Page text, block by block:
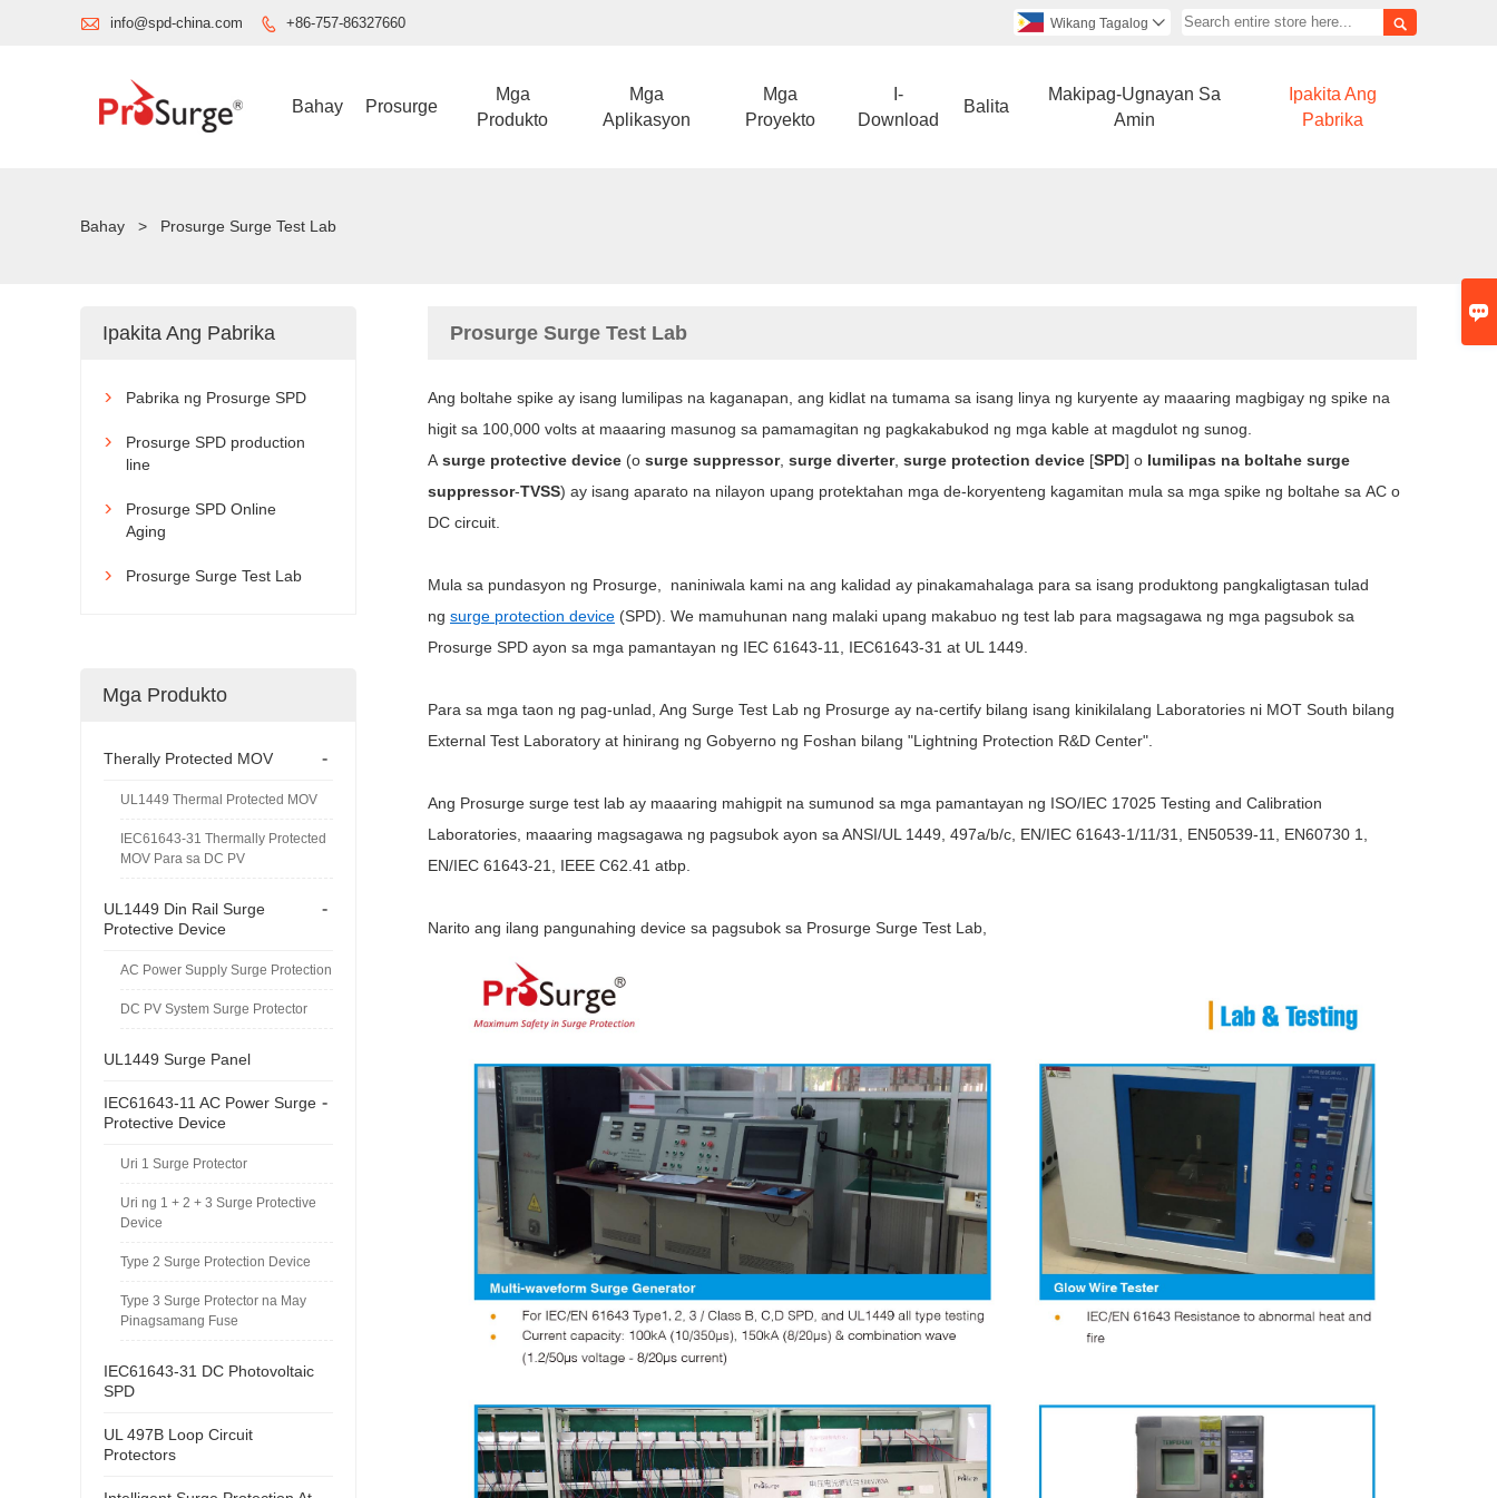

 info@spd-china.com  +86-757-86327660 
Wikang Tagalog 
Bahay Prosurge
Mga
Produkto
Mga
Aplikasyon
Mga
Proyekto
I-
Download
Balita
Makipag-Ugnayan Sa
Amin
Ipakita Ang
Pabrika
Bahay > Prosurge Surge Test Lab
Prosurge Surge Test Lab
Ang boltahe spike ay isang lumilipas na kaganapan, ang kidlat na tumama sa isang linya ng kuryente ay maaaring magbigay ng spike na
higit sa 100,000 volts at maaaring masunog sa pamamagitan ng pagkakabukod ng mga kable at magdulot ng sunog.
A surge protective device (o surge suppressor, surge diverter, surge protection device [SPD] o lumilipas na boltahe surge
suppressor-TVSS) ay isang aparato na nilayon upang protektahan mga de-koryenteng kagamitan mula sa mga spike ng boltahe sa AC o
DC circuit.
Mula sa pundasyon ng Prosurge,
naniniwala kami na ang kalidad ay pinakamahalaga para sa isang produktong pangkaligtasan tulad
ng surge protection device (SPD). We mamuhunan nang malaki upang makabuo ng test lab para magsagawa ng mga pagsubok sa
Prosurge SPD ayon sa mga pamantayan ng IEC 61643-11, IEC61643-31 at UL 1449.
Para sa mga taon ng pag-unlad, Ang Surge Test Lab ng Prosurge ay na-certify bilang isang kinikilalang Laboratories ni MOT South bilang
External Test Laboratory at hinirang ng Gobyerno ng Foshan bilang "Lightning Protection R&D Center".
Ang Prosurge surge test lab ay maaaring mahigpit na sumunod sa mga pamantayan ng ISO/IEC 17025 Testing and Calibration
Laboratories, maaaring magsagawa ng pagsubok ayon sa ANSI/UL 1449, 497a/b/c, EN/IEC 61643-1/11/31, EN50539-11, EN60730 1,
EN/IEC 61643-21, IEEE C62.41 atbp.
Narito ang ilang pangunahing device sa pagsubok sa Prosurge Surge Test Lab,
Ipakita Ang Pabrika
 Pabrika ng Prosurge SPD

Prosurge SPD production
line

Prosurge SPD Online
Aging
 Prosurge Surge Test Lab
Mga Produkto
-
Therally Protected MOV
UL1449 Thermal Protected MOV
IEC61643-31 Thermally Protected
MOV Para sa DC PV
-
UL1449 Din Rail Surge
Protective Device
AC Power Supply Surge Protection
DC PV System Surge Protector
UL1449 Surge Panel
-
IEC61643-11 AC Power Surge
Protective Device
Uri 1 Surge Protector
Uri ng 1 + 2 + 3 Surge Protective
Device
Type 2 Surge Protection Device
Type 3 Surge Protector na May
Pinagsamang Fuse
IEC61643-31 DC Photovoltaic
SPD
UL 497B Loop Circuit
Protectors